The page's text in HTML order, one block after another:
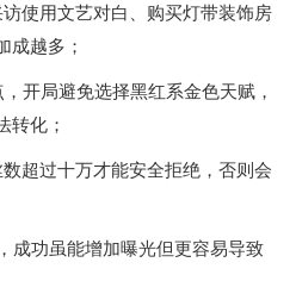
访使用文艺对白、购买灯带装饰房
成越多；
开局避免选择黑红系金色天赋，
转化；
超过十万才能安全拒绝，否则会
成功虽能增加曝光但更容易导致